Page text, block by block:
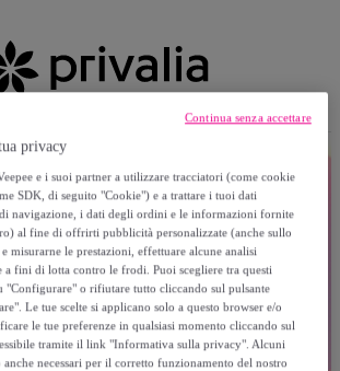
privacy
e i suoi partner a utilizzare tracciatori (come cookie
SDK, di seguito "Cookie") e a trattare i tuoi dati
navigazione, i dati degli ordini e le informazioni fornite
al fine di offrirti pubblicità personalizzate (anche sullo
misurarne le prestazioni, effettuare alcune analisi
a fini di lotta contro le frodi. Puoi scegliere tra questi
"Configurare" o rifiutare tutto cliccando sul pulsante
Le tue scelte si applicano solo a questo browser e/o
le tue preferenze in qualsiasi momento cliccando sul
tramite il link "Informativa sulla privacy". Alcuni
necessari per il corretto funzionamento del nostro
Continua senza accettare